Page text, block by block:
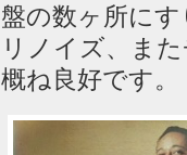
盤の数ヶ所に
リノイズ、ま
概ね良好です。